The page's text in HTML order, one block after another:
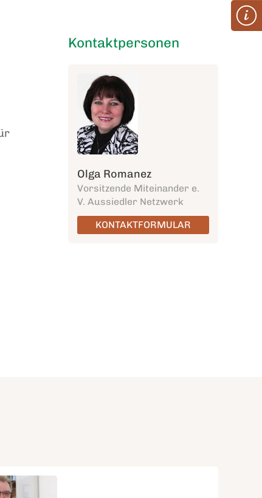
Kontaktpersonen
Olga Romanez
Vorsitzende Miteinander e.
V. Aussiedler Netzwerk
KONTAKTFORMULAR